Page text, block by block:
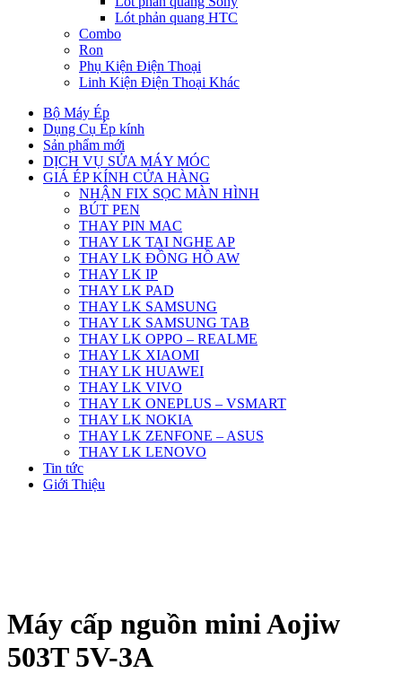
Lót phản quang HTC
Combo
Ron
Phụ Kiện Điện Thoại
Linh Kiện Điện Thoại Khác
Bộ Máy Ép
Dụng Cụ Ép kính
Sản phẩm mới
DỊCH VỤ SỬA MÁY MÓC
GIÁ ÉP KÍNH CỬA HÀNG
NHẬN FIX SỌC MÀN HÌNH
BÚT PEN
THAY PIN MAC
THAY LK TAI NGHE AP
THAY LK ĐỒNG HỒ AW
THAY LK IP
THAY LK PAD
THAY LK SAMSUNG
THAY LK SAMSUNG TAB
THAY LK OPPO – REALME
THAY LK XIAOMI
THAY LK HUAWEI
THAY LK VIVO
THAY LK ONEPLUS – VSMART
THAY LK NOKIA
THAY LK ZENFONE – ASUS
THAY LK LENOVO
Tin tức
Giới Thiệu
Máy cấp nguồn mini Aojiw
503T 5V-3A